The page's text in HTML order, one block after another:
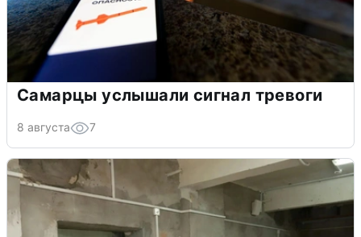
Самарцы услышали сигнал тревоги
8 августа 7